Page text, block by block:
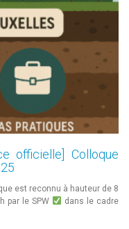
officielle] Colloque
est reconnu à hauteur de 8
par le SPW
dans le cadre